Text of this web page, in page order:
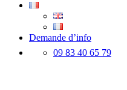
Demande d’info
09 83 40 65 79